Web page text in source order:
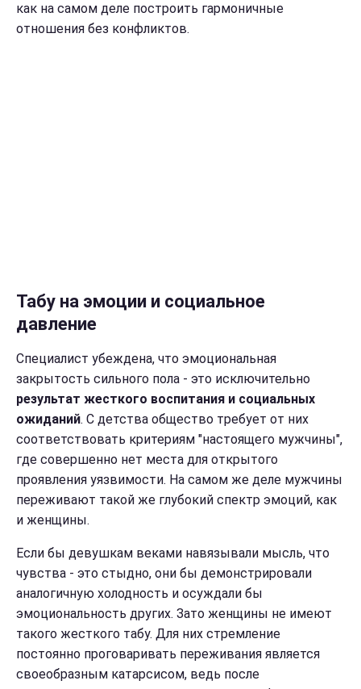
как на самом деле построить гармоничные
отношения без конфликтов.
Табу на эмоции и социальное
давление
Специалист убеждена, что эмоциональная
закрытость сильного пола - это исключительно
результат жесткого воспитания и социальных
ожиданий. С детства общество требует от них
соответствовать критериям "настоящего мужчины",
где совершенно нет места для открытого
проявления уязвимости. На самом же деле мужчины
переживают такой же глубокий спектр эмоций, как
и женщины.
Если бы девушкам веками навязывали мысль, что
чувства - это стыдно, они бы демонстрировали
аналогичную холодность и осуждали бы
эмоциональность других. Зато женщины не имеют
такого жесткого табу. Для них стремление
постоянно проговаривать переживания является
своеобразным катарсисом, ведь после